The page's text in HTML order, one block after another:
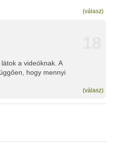
(válasz)
a videóknak. A
hogy mennyi
(válasz)